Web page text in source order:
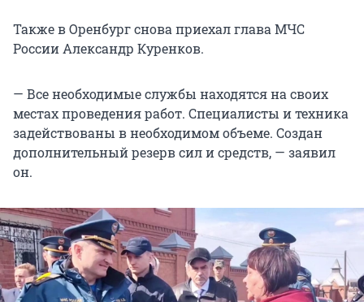
Также в Оренбург снова приехал глава МЧС
России Александр Куренков.
— Все необходимые службы находятся на своих
местах проведения работ. Специалисты и техника
задействованы в необходимом объеме. Создан
дополнительный резерв сил и средств, — заявил
он.